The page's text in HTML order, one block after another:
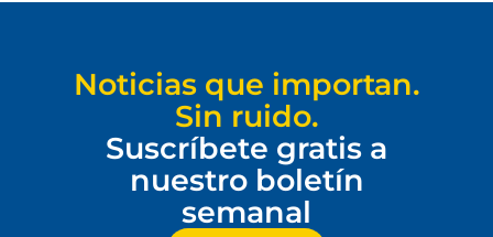
Noticias que importan.
Sin ruido.
Suscríbete gratis a
nuestro boletín
semanal